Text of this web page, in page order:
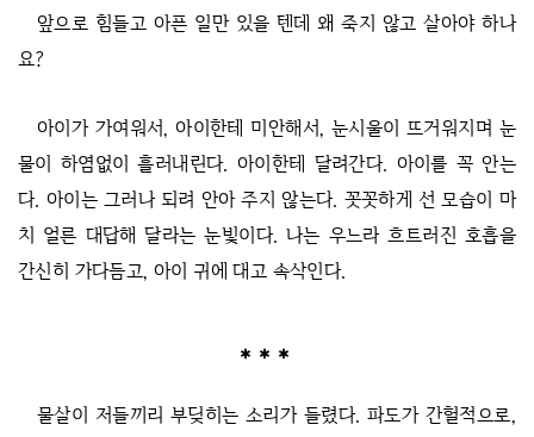
앞으로 힘들고 아픈 일만 있을 텐데 왜 죽지 않고 살아야 하나
요?
아이가 가여워서, 아이한테 미안해서, 눈시울이 뜨거워지며 눈
물이 하염없이 흘러내린다. 아이한테 달려간다. 아이를 꼭 안는
다. 아이는 그러나 되려 안아 주지 않는다. 꼿꼿하게 선 모습이 마
치 얼른 대답해 달라는 눈빛이다. 나는 우느라 흐트러진 호흡을
간신히 가다듬고, 아이 귀에 대고 속삭인다.
물살이 저들끼리 부딪히는 소리가 들렸다. 파도가 간헐적으로,